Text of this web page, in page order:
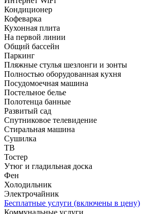
Кондиционер
Кофеварка
Кухонная плита
На первой линии
Общий бассейн
Паркинг
Пляжные стулья шезлонги и зонты
Полностью оборудованная кухня
Посудомоечная машина
Постельное белье
Полотенца банные
Развитый сад
Спутниковое телевидение
Стиральная машина
Сушилка
ТВ
Тостер
Утюг и гладильная доска
Фен
Холодильник
Электрочайник
Бесплатные услуги (включены в цену)
Коммунальные услуги